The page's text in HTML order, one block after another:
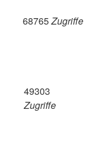
68765Zugriffe
49303
Zugriffe